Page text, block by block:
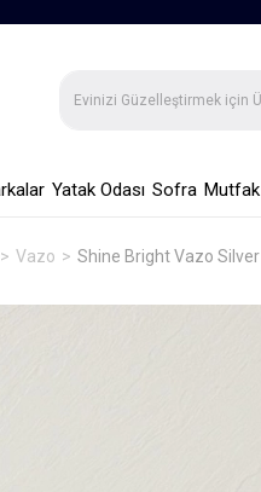
Yatak Odası Sofra Mutfak
Vazo Shine Bright Vazo Silver